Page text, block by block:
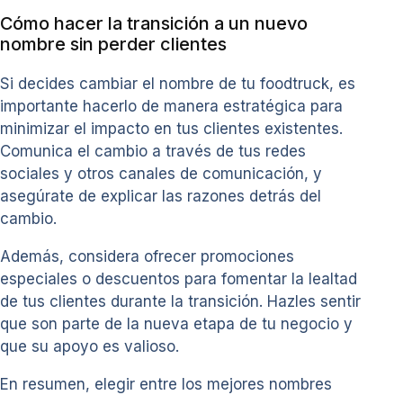
Cómo hacer la transición a un nuevo
nombre sin perder clientes
Si decides cambiar el nombre de tu foodtruck, es
importante hacerlo de manera estratégica para
minimizar el impacto en tus clientes existentes.
Comunica el cambio a través de tus redes
sociales y otros canales de comunicación, y
asegúrate de explicar las razones detrás del
cambio.
Además, considera ofrecer promociones
especiales o descuentos para fomentar la lealtad
de tus clientes durante la transición. Hazles sentir
que son parte de la nueva etapa de tu negocio y
que su apoyo es valioso.
En resumen, elegir entre los mejores nombres